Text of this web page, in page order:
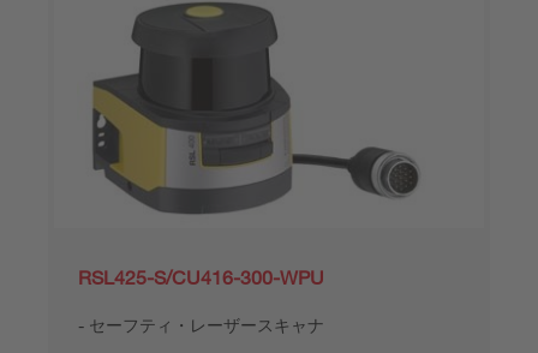
RSL425-S/CU416-300-WPU
セーフティ・レーザースキャナ